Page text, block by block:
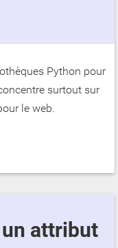
Python pour
surtout sur
le web.